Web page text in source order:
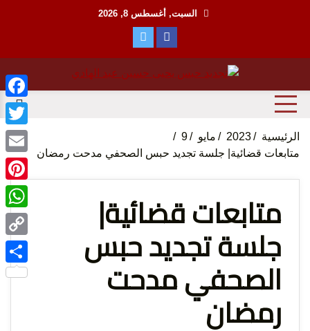
السبت, أغسطس 8, 2026
الحق
منظمة حقوقية مصرية تدافع عن حقوق الانسان
الرئيسية 2023 مايو
9
متابعات قضائية| جلسة تجديد حبس الصحفي مدحت رمضان
متابعات قضائية|
جلسة تجديد حبس
الصحفي مدحت
رمضان
Email
Copy
Link